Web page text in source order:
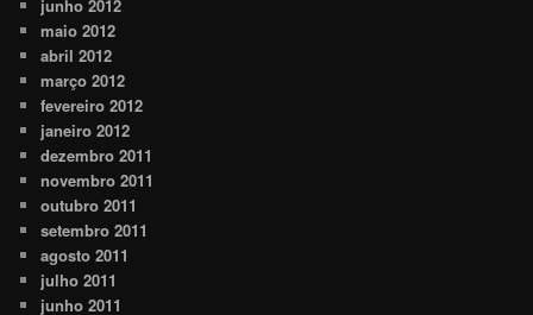
junho 2012
maio 2012
abril 2012
março 2012
fevereiro 2012
janeiro 2012
dezembro 2011
novembro 2011
outubro 2011
setembro 2011
agosto 2011
julho 2011
junho 2011